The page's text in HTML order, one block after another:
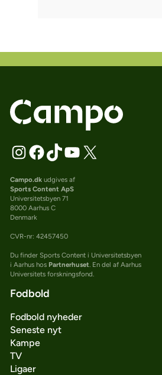
Campo.dkudgives af
Sports Content ApS
Universitetsbyen 71
8000 Aarhus C
Denmark
CVR-nr: 42457450
Du finder Sports Content i Universitetsbyen
i Aarhus hos Partnerhuset . En del af Aarhus
Universitets forskningsfond.
Fodbold
Fodbold nyheder
Seneste nyt
Kampe
TV
Ligaer